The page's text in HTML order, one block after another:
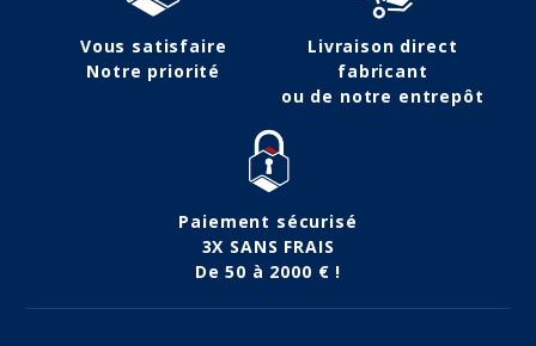
Vous satisfaire
Notre priorité
Livraison direct
fabricant
ou de notre entrepôt
Paiement sécurisé
3X SANS FRAIS
De 50 à 2000 € !